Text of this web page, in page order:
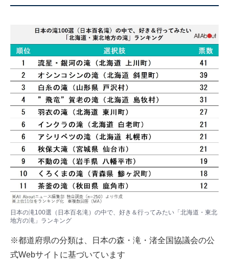
日本の滝100選（日本百名滝）の中で、好き＆行ってみたい「北海道・東北
地方の滝」ランキング
※都道府県の分類は、日本の森・滝・渚全国協議会の公
式Webサイトに基づいています